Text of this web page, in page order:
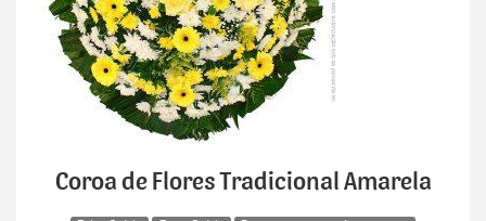
Coroa de Flores Tradicional Amarela